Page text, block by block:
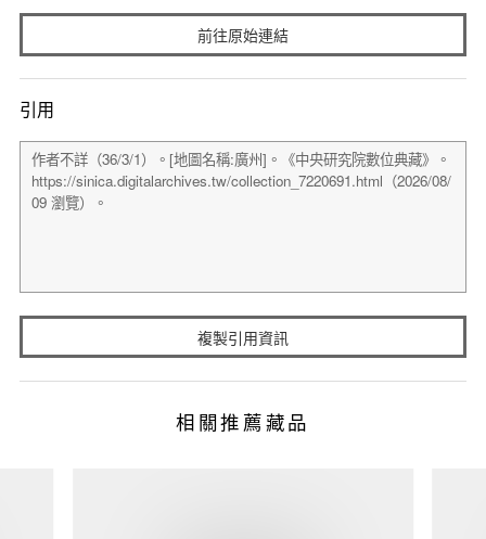
前往原始連結
引用
複製引用資訊
相關推薦藏品